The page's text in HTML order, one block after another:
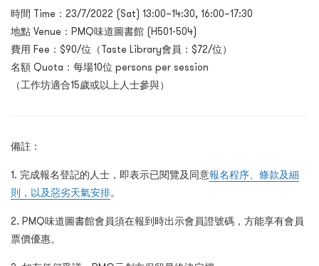
時間 Time：23/7/2022 (Sat) 13:00–14:30, 16:00–17:30
地點 Venue：PMQ味道圖書館 (H501-504)
費用 Fee：$90/位（Taste Library會員：$72/位）
名額 Quota：每場10位 persons per session
（工作坊適合15歲或以上人士參與）
備註：
1. 完成報名登記的人士，即表示已閱覽及同意報名程序、條款及細
則，以及惡劣天氣安排。
2. PMQ味道圖書館會員須在報到時出示會員證號碼，方能享有會員
票價優惠。